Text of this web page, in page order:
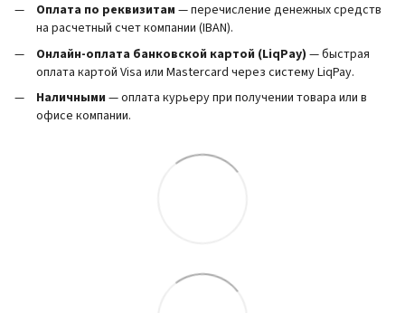
Оплата по реквизитам — перечисление денежных средств
на расчетный счет компании (IBAN).
Онлайн-оплата банковской картой (LiqPay) — быстрая
оплата картой Visa или Mastercard через систему LiqPay.
Наличными — оплата курьеру при получении товара или в
офисе компании.